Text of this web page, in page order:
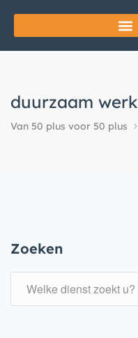
duurzaam werk
Van 50 plus voor 50 plus
Zoeken